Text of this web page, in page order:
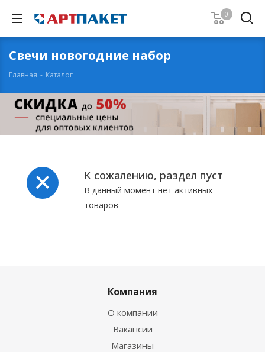
0
Свечи новогодние набор
Главная - Каталог
К сожалению, раздел пуст
В данный момент нет активных
товаров
Компания
О компании
Вакансии
Магазины